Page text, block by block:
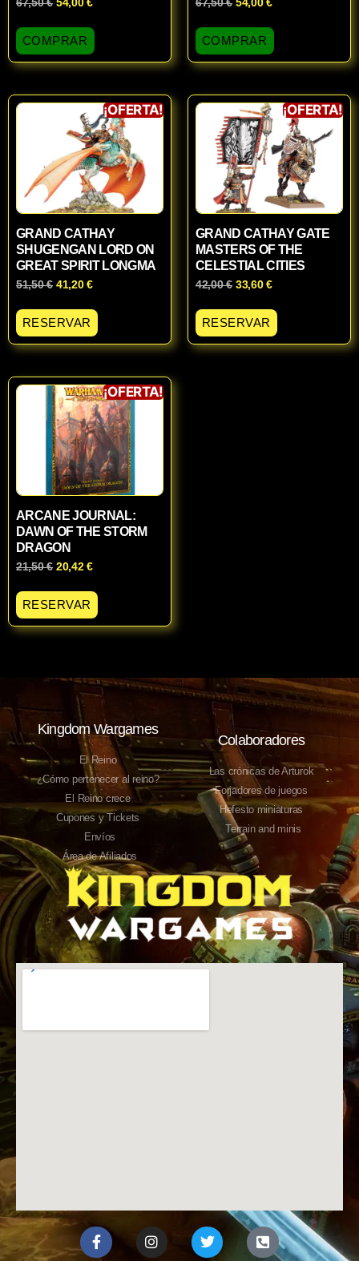
67,50€ 54,00€
COMPRAR
67,50€ 54,00€
COMPRAR
¡OFERTA!
GRAND CATHAY
SHUGENGAN LORD ON
GREAT SPIRIT LONGMA
51,50€ 41,20€
RESERVAR
¡OFERTA!
GRAND CATHAY GATE
MASTERS OF THE
CELESTIAL CITIES
42,00€ 33,60€
RESERVAR
¡OFERTA!
ARCANE JOURNAL:
DAWN OF THE STORM
DRAGON
21,50€ 20,42€
RESERVAR
Kingdom Wargames
El Reino
¿Cómo pertenecer al reino?
El Reino crece
Cupones y Tickets
Envíos
Área de Afiliados
Colaboradores
Las crónicas de Arturok
Forjadores de juegos
Hefesto miniaturas
Terrain and minis